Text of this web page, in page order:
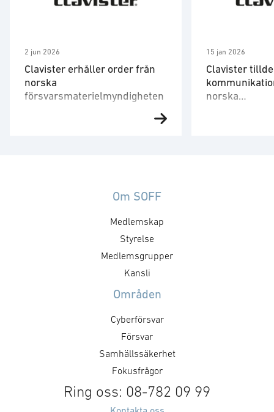
2 jun 2026
Clavister erhåller order från
norska
försvarsmaterielmyndigheten
Clavister, en ledande europeisk
Norwegian Defence Materiel
Agency (NDMA) till ett värde om
cirka 14 miljoner kronor. Ordern
Tactical Core Network System
omfattar ytterligare leveranser av
15 jan 2026
Clavister
norska
Om SOFF
Medlemskap
Styrelse
Medlemsgrupper
Kansli
Områden
Cyberförsvar
Försvar
Samhällssäkerhet
Fokusfrågor
Ring oss: 08-782 09 99